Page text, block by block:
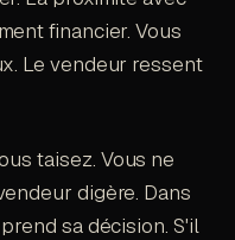
financier. Vous
Le vendeur ressent
taisez. Vous ne
digère. Dans
sa décision. S'il